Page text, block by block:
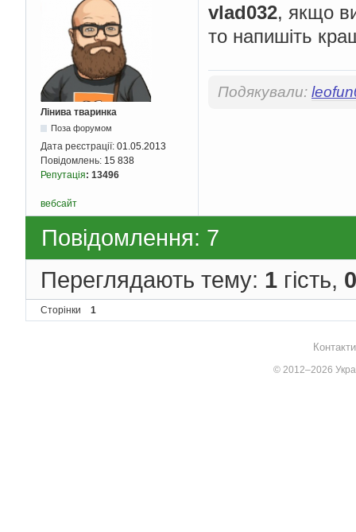
Лінива тваринка
Поза форумом
Дата реєстрації: 01.05.2013
Повідомлень: 15 838
Репутація: 13496
vlad032, якщо
то напишіть
Подякували:
вебсайт
Повідомлення: 7
Переглядають тему: 1 гість, 0
Сторінки 1
© 2012–2026